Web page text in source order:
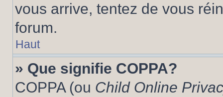
vous arrive, tentez de vous
forum.
Haut
» Que signifie COPPA?
COPPA (ou Child Online